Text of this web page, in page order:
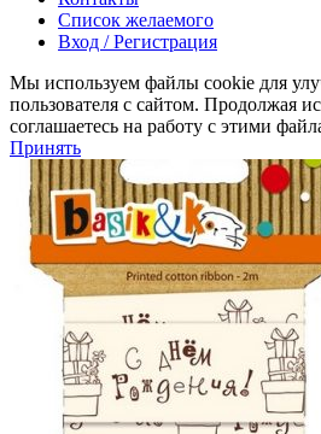
Список желаемого
Вход / Регистрация
Мы используем файлы cookie для
пользователя с сайтом. Продолжая
соглашаетесь на работу с этими
Принять